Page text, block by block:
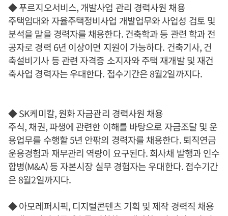
◆ 푸르지오서비스, 개발사업 관리 경력사원 채용
주택임대와 자율주택정비사업 개발업무와 사업성 검토 및
분석을 맡을 경력자를 채용한다. 건축학과 등 관련 학과 전
공자로 경력 6년 이상이면 지원이 가능하다. 건축기사, 건
축설비기사 등 관련 자격증 소지자와 주택 재개발 및 재건
축사업 경력자는 우대한다. 접수기간은 8월2일까지다.
◆ SK케미칼, 원화 자금관리 경력사원 채용
주식, 채권, 파생에 관련한 이해를 바탕으로 자금조달 및 운
용업무를 수행할 5년 안팎의 경력자를 채용한다. 퇴직연금
운용경험과 재무관리 역량이 요구된다. 회사채 발행과 인수
합병(M&A) 등 자본시장 실무 경험자는 우대한다. 접수기간
은 8월2일까지다.
◆ 아모레퍼시픽, 디지털콘텐츠 기획 및 제작 경력직 채용